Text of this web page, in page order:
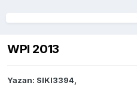
WPI 2013
Yazan: SIKI3394,